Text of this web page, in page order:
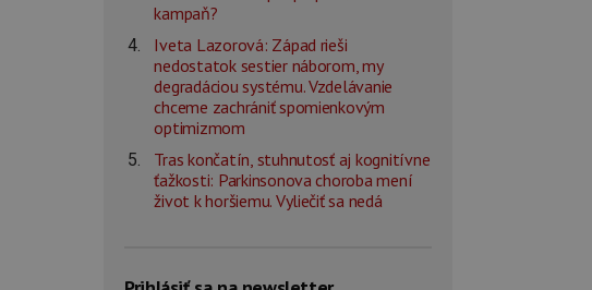
kampaň?
Iveta Lazorová: Západ rieši
nedostatok sestier náborom, my
degradáciou systému. Vzdelávanie
chceme zachrániť spomienkovým
optimizmom
Tras končatín, stuhnutosť aj kognitívne
ťažkosti: Parkinsonova choroba mení
život k horšiemu. Vyliečiť sa nedá